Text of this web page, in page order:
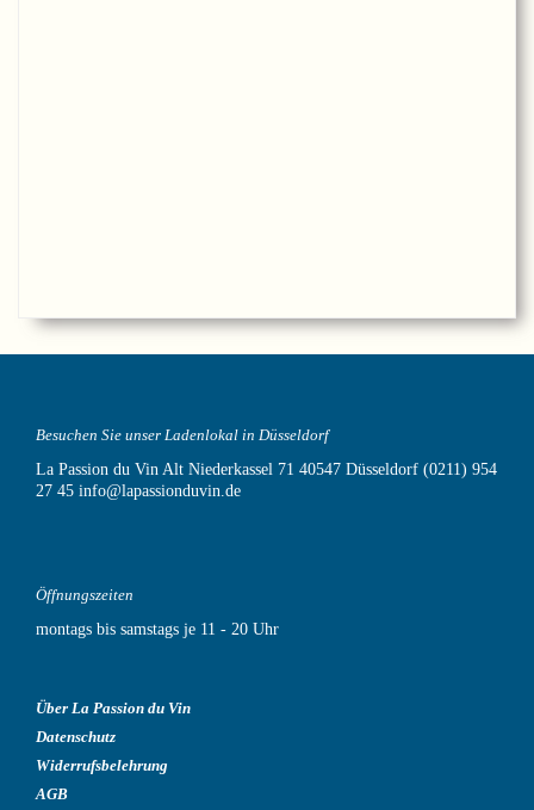
Besuchen Sie unser Ladenlokal in Düsseldorf
La Passion du Vin Alt Niederkassel 71 40547 Düsseldorf (0211) 954
27 45 info@lapassionduvin.de
Öffnungszeiten
montags bis samstags je 11 - 20 Uhr
Über La Passion du Vin
Datenschutz
Widerrufsbelehrung
AGB